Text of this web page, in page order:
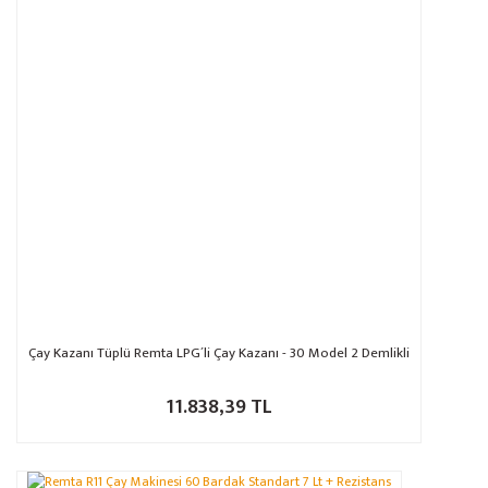
Çay Kazanı Tüplü Remta LPG´li Çay Kazanı - 30 Model 2 Demlikli
11.838,39 TL